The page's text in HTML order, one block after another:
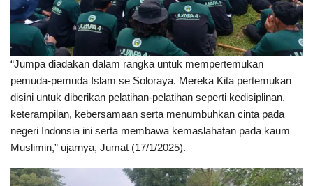
“Jumpa diadakan dalam rangka untuk mempertemukan
pemuda-pemuda Islam se Soloraya. Mereka Kita pertemukan
disini untuk diberikan pelatihan-pelatihan seperti kedisiplinan,
keterampilan, kebersamaan serta menumbuhkan cinta pada
negeri Indonsia ini serta membawa kemaslahatan pada kaum
Muslimin,” ujarnya, Jumat (17/1/2025).